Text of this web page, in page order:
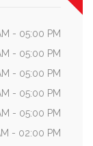
- 05:00 PM
- 05:00 PM
- 05:00 PM
- 05:00 PM
- 05:00 PM
- 02:00 PM